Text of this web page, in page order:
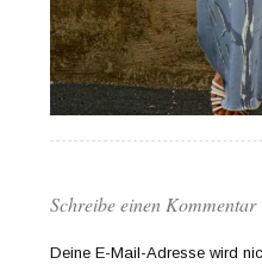
Schreibe einen Kommentar
Deine E-Mail-Adresse wird